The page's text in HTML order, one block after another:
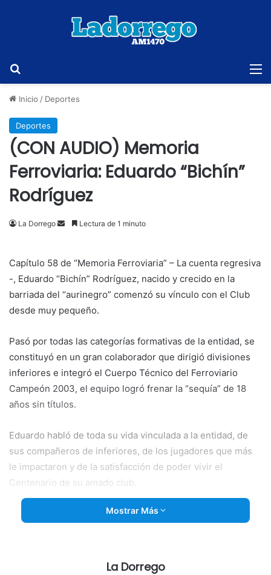
Inicio / Deportes
Deportes
(CON AUDIO) Memoria
Ferroviaria: Eduardo “Bichín”
Rodríguez
La Dorrego
SendLectura de 1 minuto
Capítulo 58 de “Memoria Ferroviaria” – La cuenta regresiva
-, Eduardo “Bichín” Rodríguez, nacido y crecido en la
barriada del “aurinegro” comenzó su vínculo con el Club
desde muy pequeño.
Pasó por todas las categorías formativas de la entidad, se
constituyó en un gran colaborador que dirigió divisiones
inferiores e integró el Cuerpo Técnico del Ferroviario
Campeón 2003, el equipo logró frenar la “sequía” de 18
años sin títulos.
Eduardo habló de toda su vida vinculada a la entidad, de
sus compañeros de inferiores, de los jugadores que más
le impactaron y de la satisfacción de poder vivir el
Centenario de su amado club.
En la segunda parte revivimos el Torneo Preparación del
Mostrar Más
La Dorrego